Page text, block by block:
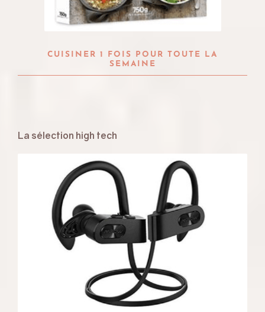
CUISINER 1 FOIS POUR TOUTE LA
SEMAINE
La sélection high tech